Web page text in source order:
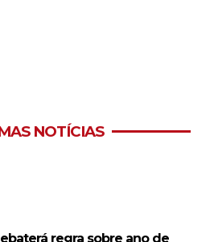
NOTÍCIAS
regra sobre ano de